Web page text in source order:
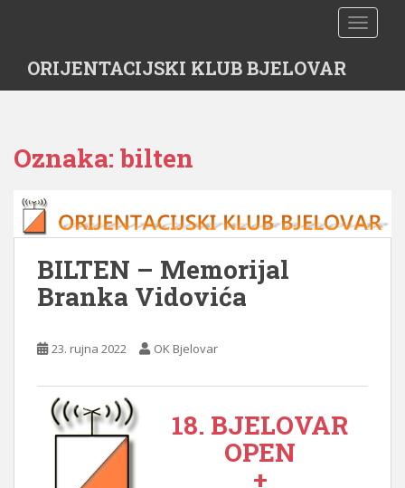
t
ORIJENTACIJSKI KLUB BJELOVAR
Oznaka: bilten
BILTEN – Memorijal
Branka Vidovića
23. rujna 2022 OK Bjelovar
18. BJELOVAR
OPEN
+